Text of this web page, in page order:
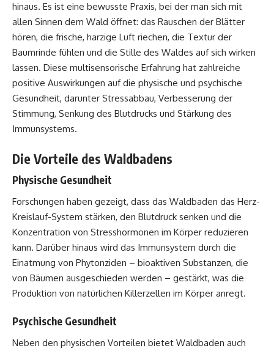
hinaus. Es ist eine bewusste Praxis, bei der man sich mit
allen Sinnen dem Wald öffnet: das Rauschen der Blätter
hören, die frische, harzige Luft riechen, die Textur der
Baumrinde fühlen und die Stille des Waldes auf sich wirken
lassen. Diese multisensorische Erfahrung hat zahlreiche
positive Auswirkungen auf die physische und psychische
Gesundheit, darunter Stressabbau, Verbesserung der
Stimmung, Senkung des Blutdrucks und Stärkung des
Immunsystems.
Die Vorteile des Waldbadens
Physische Gesundheit
Forschungen haben gezeigt, dass das Waldbaden das Herz-
Kreislauf-System stärken, den Blutdruck senken und die
Konzentration von Stresshormonen im Körper reduzieren
kann. Darüber hinaus wird das Immunsystem durch die
Einatmung von Phytonziden – bioaktiven Substanzen, die
von Bäumen ausgeschieden werden – gestärkt, was die
Produktion von natürlichen Killerzellen im Körper anregt.
Psychische Gesundheit
Neben den physischen Vorteilen bietet Waldbaden auch